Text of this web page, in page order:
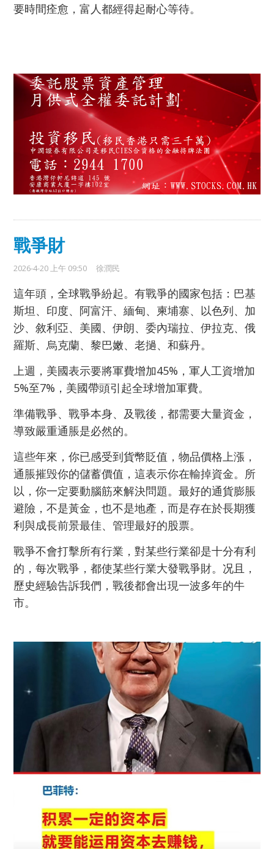
要時間痊愈，富人都經得起耐心等待。
戰爭財
2026-4-20 上午 09:50 徐潤民
這年頭，全球戰爭紛起。有戰爭的國家包括：巴基
斯坦、印度、阿富汗、緬甸、柬埔寨、以色列、加
沙、敘利亞、美國、伊朗、委內瑞拉、伊拉克、俄
羅斯、烏克蘭、黎巴嫩、老撾、和蘇丹。
上週，美國表示要將軍費增加45%，軍人工資增加
5%至7%，美國帶頭引起全球增加軍費。
準備戰爭、戰爭本身、及戰後，都需要大量資金，
導致嚴重通脹是必然的。
這些年來，你已感受到貨幣貶值，物品價格上漲，
通脹摧毁你的儲蓄價值，這表示你在輸掉資金。所
以，你一定要動腦筋來解決問題。最好的通貨膨脹
避險，不是黃金，也不是地產，而是存在於長期獲
利與成長前景最佳、管理最好的股票。
戰爭不會打擊所有行業，對某些行業卻是十分有利
的，每次戰爭，都使某些行業大發戰爭財。况且，
歷史經驗告訴我們，戰後都會出現一波多年的牛
市。